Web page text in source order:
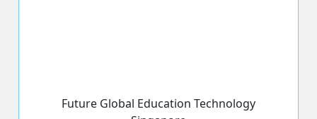
Liên Minh Kinh Tế Điện Tử 4.0